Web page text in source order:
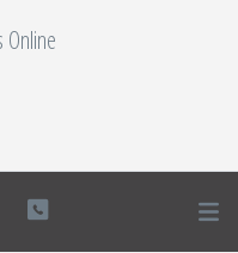
Online